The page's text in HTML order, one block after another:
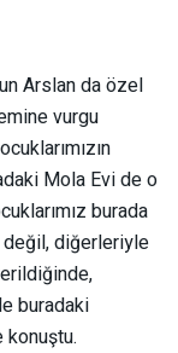
Arslan da özel
vurgu
Mola Evi de o
burada
değil, diğerleriyle
buradaki